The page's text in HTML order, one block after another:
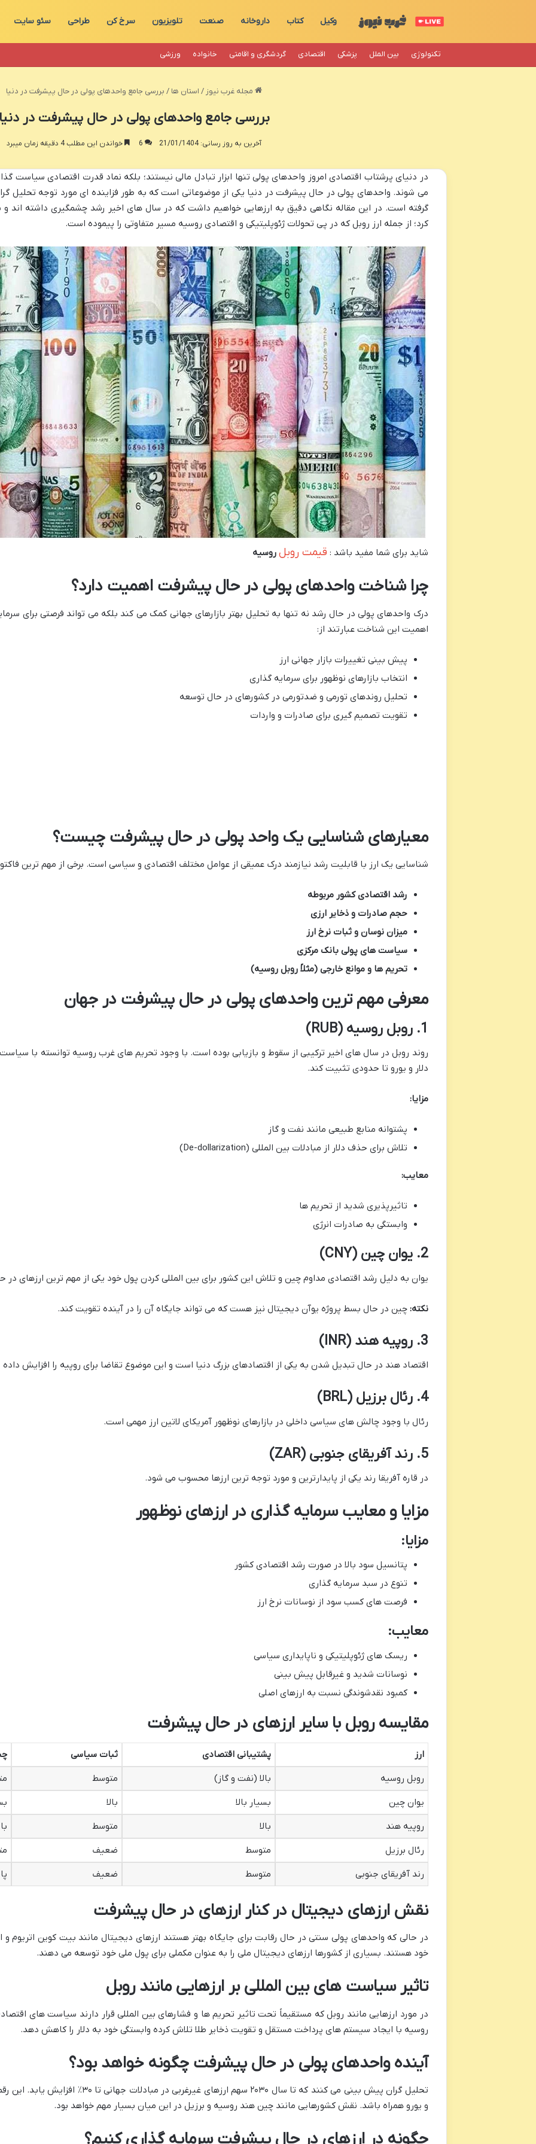
وکیل کتاب داروخانه صنعت تلویزیون سرخ کن طراحی سئو سایت
تکنولوژی بین الملل پزشکی اقتصادی گردشگری و اقامتی خانواده ورزشی
مجله غرب نیوز / استان ها / بررسی جامع واحدهای پولی در حال پیشرفت در دنیا
بررسی جامع واحدهای پولی در حال پیشرفت در
آخرین به روز رسانی: 21/01/1404 6 خواندن این مطلب 4 دقیقه زمان میبرد
در دنیای پرشتاب اقتصادی امروز واحدهای پولی تنها ابزار تبادل مالی نیستند؛ بلکه نماد قدرت اقتصادی سیاست
می شوند. واحدهای پولی در حال پیشرفت در دنیا یکی از موضوعاتی است که به طور فزاینده ای مورد توجه تحلیل
گرفته است. در این مقاله نگاهی دقیق به ارزهایی خواهیم داشت که در سال های اخیر رشد چشمگیری داشته اند و
کرد؛ از جمله ارز روبل که در پی تحولات ژئوپلیتیکی و اقتصادی روسیه مسیر متفاوتی را پیموده است.
شاید برای شما مفید باشد : قیمت روبل روسیه
چرا شناخت واحدهای پولی در حال پیشرفت اهمیت دارد؟
درک واحدهای پولی در حال رشد نه تنها به تحلیل بهتر بازارهای جهانی کمک می کند بلکه می تواند فرصتی برای
اهمیت این شناخت عبارتند از:
پیش بینی تغییرات بازار جهانی ارز
انتخاب بازارهای نوظهور برای سرمایه گذاری
تحلیل روندهای تورمی و ضدتورمی در کشورهای در حال توسعه
تقویت تصمیم گیری برای صادرات و واردات
معیارهای شناسایی یک واحد پولی در حال پیشرفت چیست؟
شناسایی یک ارز با قابلیت رشد نیازمند درک عمیقی از عوامل مختلف اقتصادی و سیاسی است. برخی از مهم ترین
رشد اقتصادی کشور مربوطه
حجم صادرات و ذخایر ارزی
میزان نوسان و ثبات نرخ ارز
سیاست های پولی بانک مرکزی
تحریم ها و موانع خارجی (مثلاً روبل روسیه)
معرفی مهم ترین واحدهای پولی در حال پیشرفت در جهان
1. روبل روسیه (RUB)
روند روبل در سال های اخیر ترکیبی از سقوط و بازیابی بوده است. با وجود تحریم های غرب روسیه توانسته با
دلار و یورو تا حدودی تثبیت کند.
مزایا:
پشتوانه منابع طبیعی مانند نفت و گاز
تلاش برای حذف دلار از مبادلات بین المللی (De-dollarization)
معایب:
تاثیرپذیری شدید از تحریم ها
وابستگی به صادرات انرژی
2. یوان چین (CNY)
یوان به دلیل رشد اقتصادی مداوم چین و تلاش این کشور برای بین المللی کردن پول خود یکی از مهم ترین ارزهای
نکته: چین در حال بسط پروژه یوآن دیجیتال نیز هست که می تواند جایگاه آن را در آینده تقویت کند.
3. روپیه هند (INR)
اقتصاد هند در حال تبدیل شدن به یکی از اقتصادهای بزرگ دنیا است و این موضوع تقاضا برای روپیه را افزایش
4. رئال برزیل (BRL)
رئال با وجود چالش های سیاسی داخلی در بازارهای نوظهور آمریکای لاتین ارز مهمی است.
5. رند آفریقای جنوبی (ZAR)
در قاره آفریقا رند یکی از پایدارترین و مورد توجه ترین ارزها محسوب می شود.
مزایا و معایب سرمایه گذاری در ارزهای نوظهور
مزایا:
پتانسیل سود بالا در صورت رشد اقتصادی کشور
تنوع در سبد سرمایه گذاری
فرصت های کسب سود از نوسانات نرخ ارز
معایب:
ریسک های ژئوپلیتیکی و ناپایداری سیاسی
نوسانات شدید و غیرقابل پیش بینی
کمبود نقدشوندگی نسبت به ارزهای اصلی
مقایسه روبل با سایر ارزهای در حال پیشرفت
ارز پشتیبانی اقتصادی ثبات سیاسی
روبل روسیه
بالا (نفت و گاز) متوسط
یوان چین
بسیار بالا بالا
روپیه هند
بالا متوسط
رئال برزیل
متوسط ضعیف
رند آفریقای جنوبی
متوسط ضعیف
نقش ارزهای دیجیتال در کنار ارزهای در حال پیشرفت
در حالی که واحدهای پولی سنتی در حال رقابت برای جایگاه بهتر هستند ارزهای دیجیتال مانند بیت کوین اتریوم
خود هستند. بسیاری از کشورها ارزهای دیجیتال ملی را به عنوان مکملی برای پول ملی خود توسعه می دهند.
تاثیر سیاست های بین المللی بر ارزهایی مانند روبل
در مورد ارزهایی مانند روبل که مستقیماً تحت تاثیر تحریم ها و فشارهای بین المللی قرار دارند سیاست های
روسیه با ایجاد سیستم های پرداخت مستقل و تقویت ذخایر طلا تلاش کرده وابستگی خود به دلار را کاهش دهد.
آینده واحدهای پولی در حال پیشرفت چگونه خواهد بود؟
تحلیل گران پیش بینی می کنند که تا سال ۲۰۳۰ سهم
و یورو همراه باشد. نقش کشورهایی مانند چین هند روسیه و برزیل در این میان بسیار مهم خواهد بود.
چگونه در ارزهای در حال پیشرفت سرمایه گذاری کنیم؟